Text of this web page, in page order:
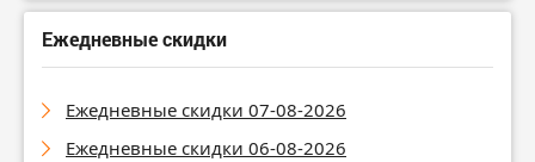
Ежедневные скидки
Ежедневные скидки 07-08-2026
Ежедневные скидки 06-08-2026